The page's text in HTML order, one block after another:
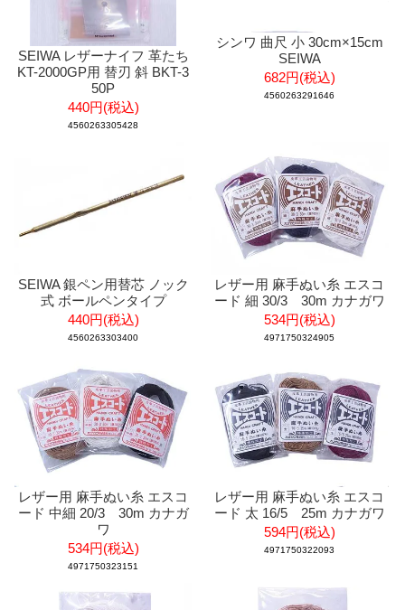
SEIWA レザーナイフ 革たち
KT-2000GP用 替刃 斜 BKT-3
50P
440円(税込)
4560263305428
シンワ 曲尺 小 30cm×15cm
SEIWA
682円(税込)
4560263291646
SEIWA 銀ペン用替芯 ノック
式 ボールペンタイプ
440円(税込)
4560263303400
レザー用 麻手ぬい糸 エスコ
ード 細 30/3 30m カナガワ
534円(税込)
4971750324905
レザー用 麻手ぬい糸 エスコ
ード 中細 20/3 30m カナガ
ワ
534円(税込)
4971750323151
レザー用 麻手ぬい糸 エスコ
ード 太 16/5 25m カナガワ
594円(税込)
4971750322093